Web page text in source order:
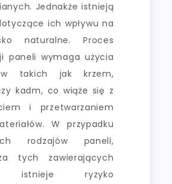
Jednakże istnieją
ich wpływu na
naturalne. Proces
paneli wymaga użycia
takich jak krzem,
kadm, co wiąże się z
i przetwarzaniem
W przypadku
rodzajów paneli,
tych zawierających
istnieje ryzyko